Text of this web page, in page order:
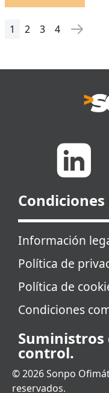
Página
Actualmente estás
1 Página
2 Página
3 Página
4 Página
Información
Política de
Política de
Condiciones
Suministros
control.
© 2026 Sonpo
reservados.